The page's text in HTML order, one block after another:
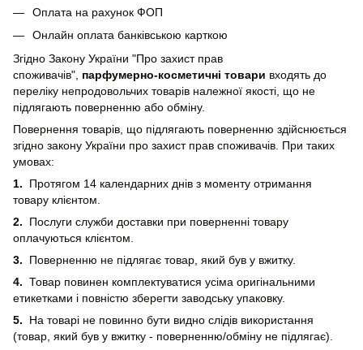
Оплата на рахунок ФОП
Онлайн оплата банківською карткою
Згідно Закону України "Про захист прав
споживачів", парфумерно-косметичні товари входять до
переліку непродовольчих товарів належної якості, що не
підлягають поверненню або обміну.
Повернення товарів, що підлягають поверненню здійснюється
згідно закону України про захист прав споживачів. При таких
умовах:
1.
Протягом 14 календарних днів з моменту отримання
товару клієнтом.
2. Послуги служби доставки при поверненні товару
оплачуються клієнтом.
3.
Поверненню не підлягає товар, який був у вжитку.
4. Товар повинен комплектуватися усіма оригінальними
етикетками і повністю зберегти заводську упаковку.
5. На товарі не повинно бути видно слідів використання
(товар, який був у вжитку - поверненню/обміну не підлягає).